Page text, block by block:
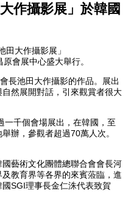
作攝影展」於韓國
大作攝影展」
會展中心盛大舉行。
長池田大作攝影的作品。展出
然展開對話，引來觀賞者很大
一千個會場展出，在韓國，至
辦，參觀者超過70萬人次。
藝術文化團體總聯合會會長河
教育界等各界的來賓蒞臨，進
SGI理事長金仁洙代表致賀